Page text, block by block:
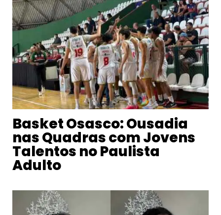
Basket Osasco: Ousadia
nas Quadras com Jovens
Talentos no Paulista
Adulto